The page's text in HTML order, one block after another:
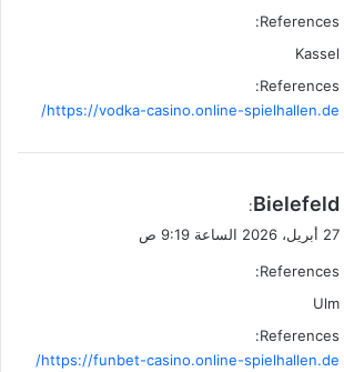
ل
References:
Kassel
References:
https://vodka-casino.online-spielhallen.de/
ي
ق
ل
Bielefeld
:
27 أبريل، 2026 الساعة 9:19 ص
References:
Ulm
References:
https://funbet-casino.online-spielhallen.de/